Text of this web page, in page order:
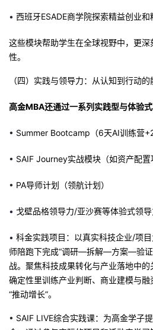
• 西班牙ESADE商学院探索精益创业和
这些模块帮助学生在全球视野中，更
性。
（四）实践与领导力：从认知到行动
高金MBA还通过一系列实践型与体验式
• Summer Bootcamp（6天AI训练营
• SAIF Journey实战模块（如资产配置
• PA导师计划（领航计划）
• 戈壁品格领导力/亚沙赛等体验式领
• 科金实践项目 ： 以真实科技企业/项
师陪跑下完成“调研—拆解—方案—验
战。聚焦科技成果转化与产业落地中
确定性里训练产业判断、商业建模与融
“推动增长”。
• SAIF LIVE综合实践课： 为高金学子